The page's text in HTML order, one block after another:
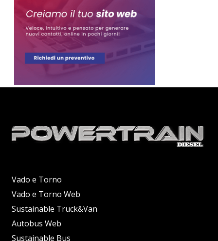
Vado e Torno
Vado e Torno Web
Sustainable Truck&Van
Autobus Web
Sustainable Bus